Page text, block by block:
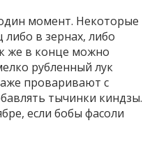
момент. Некоторые
в зернах, либо
же в конце можно
рубленный лук
проваривают с
тычинки киндзы.
если бобы фасоли